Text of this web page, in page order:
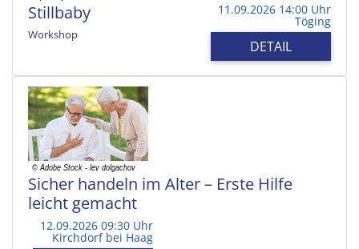
Stillbaby
Workshop
11.09.2026 14:00 Uhr
Töging
DETAIL
Sicher handeln im Alter – Erste Hilfe
leicht gemacht
12.09.2026 09:30 Uhr
Kirchdorf bei Haag